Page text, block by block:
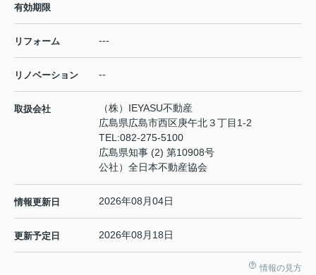
有効期限
リフォーム ---
リノベーション --
取扱会社
（株）IEYASU不動産
広島県広島市西区庚午北３丁目1-2
TEL:082-275-5100
広島県知事 (2) 第10908号
公社）全日本不動産協会
情報更新日 2026年08月04日
更新予定日 2026年08月18日
情報の見方